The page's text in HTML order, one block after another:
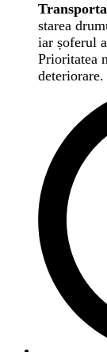
starea
iar șoferul
Prioritatea
deteriorare.